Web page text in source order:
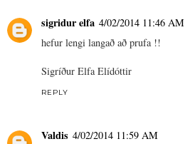
sigridur elfa 4/02/2014 11:46 AM
hefur lengi langað að prufa !!
Sigríður Elfa Elídóttir
REPLY
Valdis 4/02/2014 11:59 AM